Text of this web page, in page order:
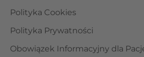
Polityka Cookies
Polityka Prywatności
Obowiązek Informacyjny dla